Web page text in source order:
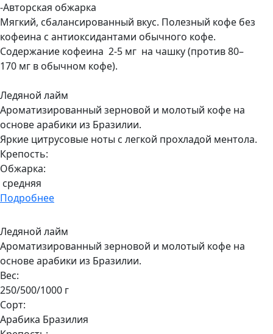
-Авторская обжарка
Мягкий, сбалансированный вкус. Полезный кофе без
кофеина с антиоксидантами обычного кофе.
Содержание кофеина 2-5 мг на чашку (против 80–
170 мг в обычном кофе).
Ледяной лайм
Ароматизированный зерновой и молотый кофе на
основе арабики из Бразилии.
Яркие цитрусовые ноты с легкой прохладой ментола.
Крепость:
Обжарка:
средняя
Подробнее
Ледяной лайм
Ароматизированный зерновой и молотый кофе на
основе арабики из Бразилии.
Вес:
250/500/1000 г
Сорт:
Арабика Бразилия